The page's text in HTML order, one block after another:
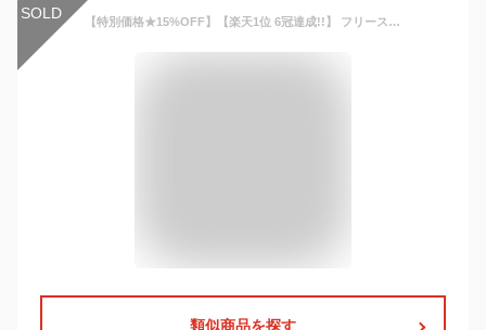
SOLD 【特別価格★15%OFF】【楽天1位 6冠達成!!】 フリース ベスト キッズ 子供服 アウター ジャケット 暖かい もこもこ 可愛い おしゃれ 無地 シンプル 通園 幼稚園 保育園 小学生 ジュニア 男の子 女の子 ベビー 軽量 着やすい ルームウェア 部屋着 秋 冬 ふわふわ 防寒ベスト
類似商品を探す